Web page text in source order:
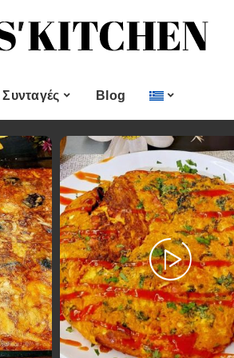
Συνταγές
Εποχιακές Συνταγές
Χριστουγεννιάτικες
Συνταγές
Πασχαλινές Συνταγές
Νηστίσιμες Συνταγές
Συνταγές για Αγίου
Βαλεντίνου
Blog
Συνταγές
για Αγίου